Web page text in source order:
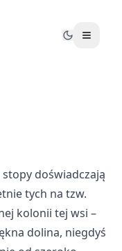
doświadczają
tych na tzw.
kolonii tej wsi –
dolina, niegdyś